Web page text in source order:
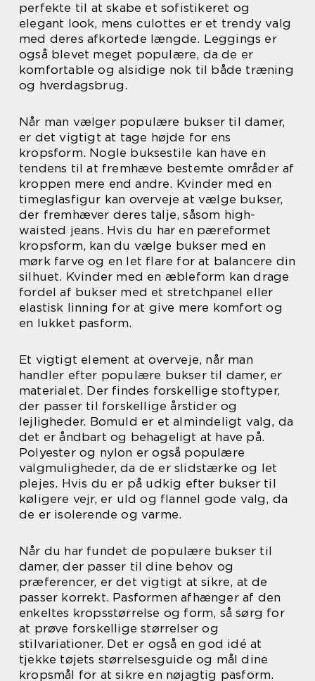
perfekte til at skabe et sofistikeret og
elegant look, mens culottes er et trendy valg
med deres afkortede længde. Leggings er
også blevet meget populære, da de er
komfortable og alsidige nok til både træning
og hverdagsbrug.
Når man vælger populære bukser til damer,
er det vigtigt at tage højde for ens
kropsform. Nogle buksestile kan have en
tendens til at fremhæve bestemte områder af
kroppen mere end andre. Kvinder med en
timeglasfigur kan overveje at vælge bukser,
der fremhæver deres talje, såsom high-
waisted jeans. Hvis du har en pæreformet
kropsform, kan du vælge bukser med en
mørk farve og en let flare for at balancere din
silhuet. Kvinder med en æbleform kan drage
fordel af bukser med et stretchpanel eller
elastisk linning for at give mere komfort og
en lukket pasform.
Et vigtigt element at overveje, når man
handler efter populære bukser til damer, er
materialet. Der findes forskellige stoftyper,
der passer til forskellige årstider og
lejligheder. Bomuld er et almindeligt valg, da
det er åndbart og behageligt at have på.
Polyester og nylon er også populære
valgmuligheder, da de er slidstærke og let
plejes. Hvis du er på udkig efter bukser til
køligere vejr, er uld og flannel gode valg, da
de er isolerende og varme.
Når du har fundet de populære bukser til
damer, der passer til dine behov og
præferencer, er det vigtigt at sikre, at de
passer korrekt. Pasformen afhænger af den
enkeltes kropsstørrelse og form, så sørg for
at prøve forskellige størrelser og
stilvariationer. Det er også en god idé at
tjekke tøjets størrelsesguide og mål dine
kropsmål for at sikre en nøjagtig pasform.